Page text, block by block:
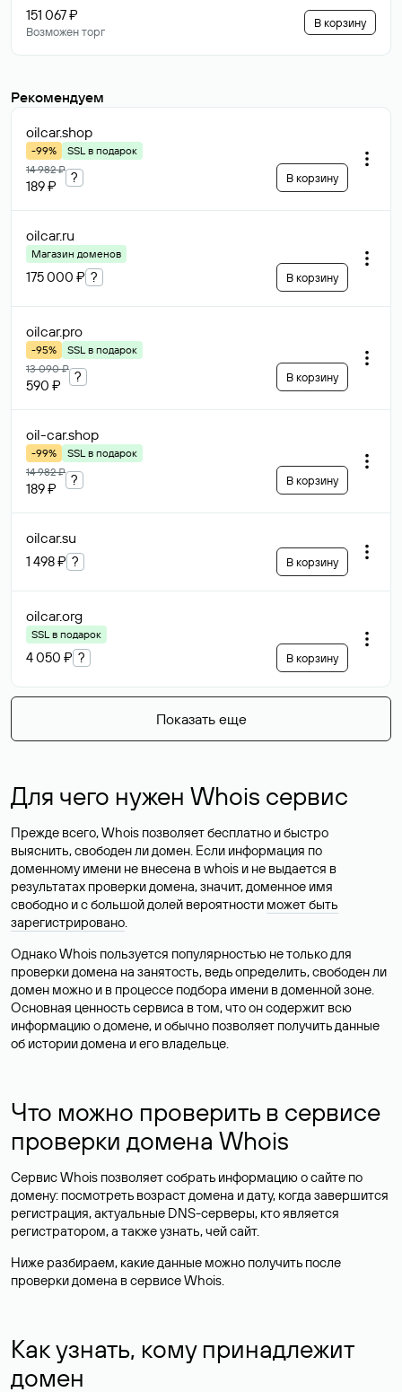
151 067 ₽
Возможен торг
В корзину
Рекомендуем
oilcar.shop
-99%
SSL в подарок
14 982 ₽
189 ₽
? В корзину
oilcar.ru
Магазин доменов
175 000 ₽ ? В корзину
oilcar.pro
-95%
SSL в подарок
13 090 ₽
590 ₽
? В корзину
oil-car.shop
-99%
SSL в подарок
14 982 ₽
189 ₽
? В корзину
oilcar.su
1 498 ₽ ? В корзину
oilcar.org
SSL в подарок
4 050 ₽ ? В корзину
Показать еще
Для чего нужен Whois сервис
Прежде всего, Whois позволяет бесплатно и быстро
выяснить, свободен ли домен. Если информация по
доменному имени не внесена в whois и не выдается в
результатах проверки домена, значит, доменное имя
свободно и с большой долей вероятности может быть
зарегистрировано.
Однако Whois пользуется популярностью не только для
проверки домена на занятость, ведь определить, свободен ли
домен можно и в процессе подбора имени в доменной зоне.
Основная ценность сервиса в том, что он содержит всю
информацию о домене, и обычно позволяет получить данные
об истории домена и его владельце.
Что можно проверить в сервисе
проверки домена Whois
Сервис Whois позволяет собрать информацию о сайте по
домену: посмотреть возраст домена и дату, когда завершится
регистрация, актуальные DNS-серверы, кто является
регистратором, а также узнать, чей сайт.
Ниже разбираем, какие данные можно получить после
проверки домена в сервисе Whois.
Как узнать, кому принадлежит
домен